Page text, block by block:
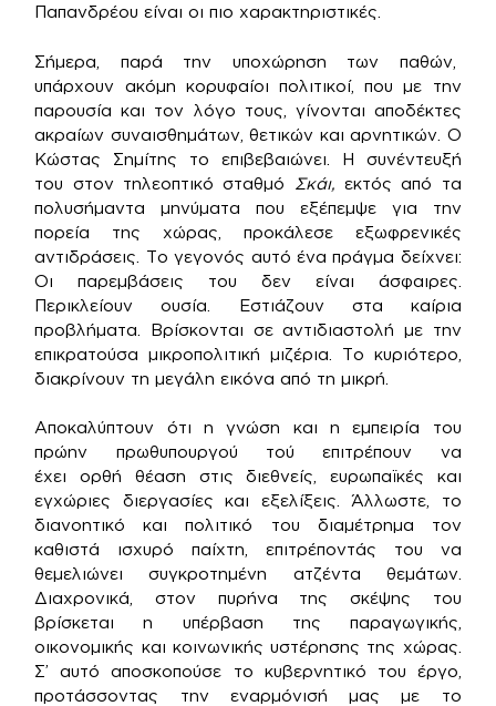
Παπανδρέου είναι οι πιο χαρακτηριστικές.
Σήμερα, παρά την υποχώρηση των παθών,
υπάρχουν ακόμη κορυφαίοι πολιτικοί, που με την
παρουσία και τον λόγο τους, γίνονται αποδέκτες
ακραίων συναισθημάτων, θετικών και αρνητικών. Ο
Κώστας Σημίτης το επιβεβαιώνει. Η συνέντευξή
του στον τηλεοπτικό σταθμό Σκάι, εκτός από τα
πολυσήμαντα μηνύματα που εξέπεμψε για την
πορεία της χώρας, προκάλεσε εξωφρενικές
αντιδράσεις. Το γεγονός αυτό ένα πράγμα δείχνει:
Οι παρεμβάσεις του δεν είναι άσφαιρες.
Περικλείουν ουσία. Εστιάζουν στα καίρια
προβλήματα. Βρίσκονται σε αντιδιαστολή με την
επικρατούσα μικροπολιτική μιζέρια. Το κυριότερο,
διακρίνουν τη μεγάλη εικόνα από τη μικρή.
Αποκαλύπτουν ότι η γνώση και η εμπειρία του
πρώην πρωθυπουργού τού επιτρέπουν να
έχει ορθή θέαση στις διεθνείς, ευρωπαϊκές και
εγχώριες διεργασίες και εξελίξεις. Άλλωστε, το
διανοητικό και πολιτικό του διαμέτρημα τον
καθιστά ισχυρό παίχτη, επιτρέποντάς του να
θεμελιώνει συγκροτημένη ατζέντα θεμάτων.
Διαχρονικά, στον πυρήνα της σκέψης του
βρίσκεται η υπέρβαση της παραγωγικής,
οικονομικής και κοινωνικής υστέρησης της χώρας.
Σ’ αυτό αποσκοπούσε το κυβερνητικό του έργο,
προτάσσοντας την εναρμόνισή μας με το